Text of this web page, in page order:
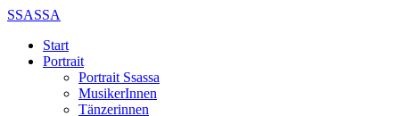
SSASSA
Start
Portrait
Portrait Ssassa
MusikerInnen
Tänzerinnen